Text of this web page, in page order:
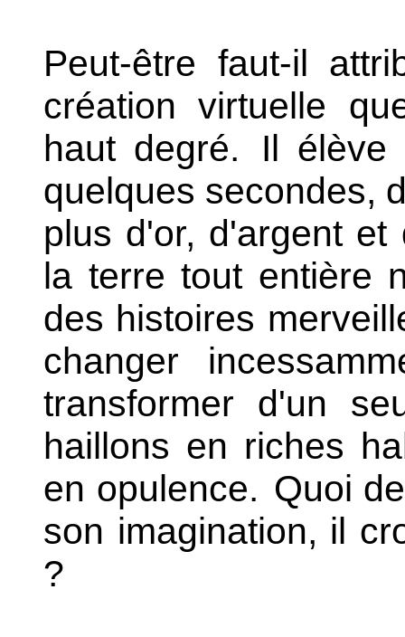
Peut-être faut-il
création virtuelle
haut degré.
Il élève
quelques secondes,
plus d'or, d'argent
la terre tout entière
des histoires
changer
transformer d'un
haillons en riches
en opulence. Quoi
son imagination, il
?